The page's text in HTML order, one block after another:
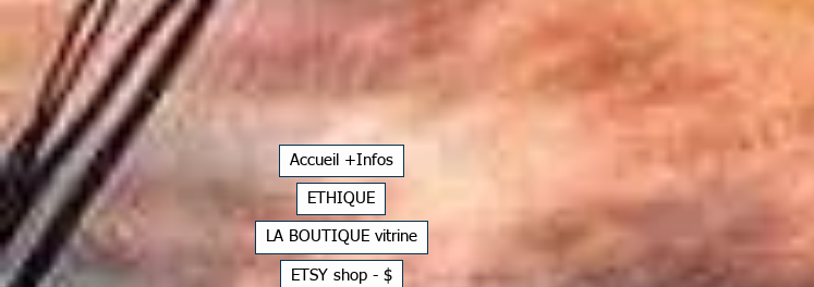
Accueil +Infos
ETHIQUE
LA BOUTIQUE vitrine
ETSY shop - $